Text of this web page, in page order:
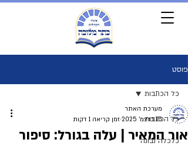
פוסט
כל הכתבות
כלכלה נבונה
כל הכתבות
אור המאיר | עלה בגורל: סיפור
מערכת האתר
15 בדצמ׳ 2025
זמן קריאה 1 דקות